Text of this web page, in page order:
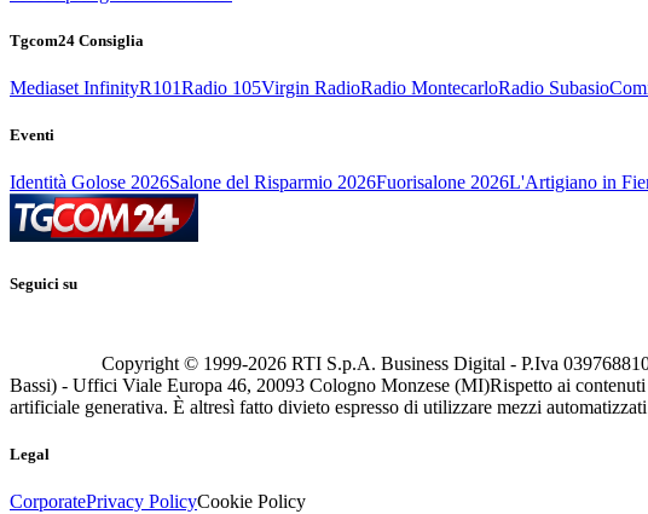
Tgcom24 Consiglia
Mediaset InfinityR101Radio 105Virgin RadioRadio MontecarloRadio Subasio
Eventi
Identità Golose 2026Salone del Risparmio 2026Fuorisalone 2026L'Artigiano in
Seguici su
Copyright © 1999-2026 RTI S.p.A. Business Digital - P.Iva
Bassi) - Uffici Viale Europa 46, 20093 Cologno Monzese (MI)Rispetto ai
artificiale generativa. È altresì fatto divieto espresso di utilizzare mezzi
Legal
CorporatePrivacy PolicyCookie Policy